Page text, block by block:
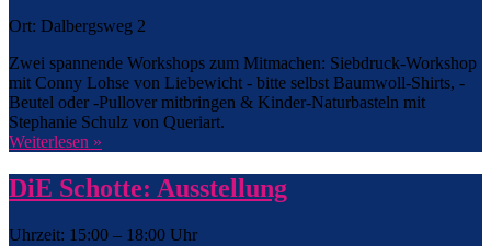
Ort: Dalbergsweg 2
Zwei spannende Workshops zum Mitmachen: Siebdruck-Workshop
mit Conny Lohse von Liebewicht - bitte selbst Baumwoll-Shirts, -
Beutel oder -Pullover mitbringen & Kinder-Naturbasteln mit
Stephanie Schulz von Queriart.
Weiterlesen »
DiE Schotte: Ausstellung
Uhrzeit: 15:00 – 18:00 Uhr